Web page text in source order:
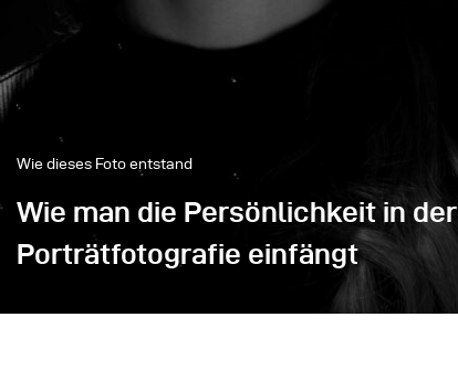
Wie dieses Foto entstand
Wie man die Persönlichkeit in der
Porträtfotografie einfängt